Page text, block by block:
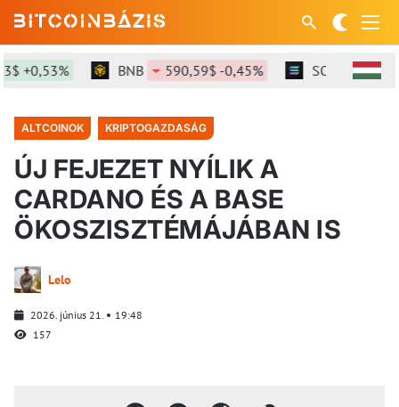
BNB 590,59$ -0,45% SOL 73,77$
ALTCOINOK KRIPTOGAZDASÁG
ÚJ FEJEZET NYÍLIK A
CARDANO ÉS A BASE
ÖKOSZISZTÉMÁJÁBAN IS
Lelo
2026. június 21.
19:48
157